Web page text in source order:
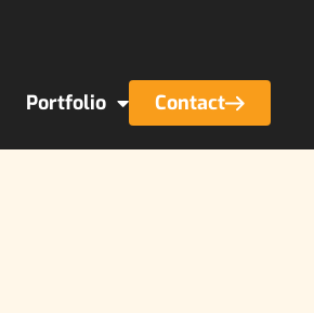
Portfolio Contact